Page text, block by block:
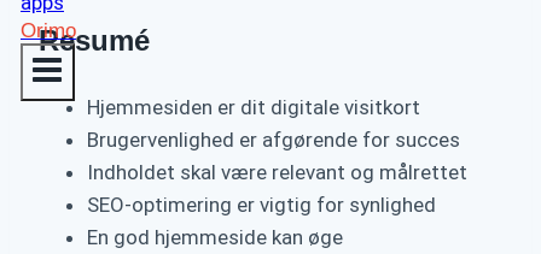
Orimo
Resumé
Hjemmesiden er dit digitale visitkort
Brugervenlighed er afgørende for succes
Indholdet skal være relevant og målrettet
SEO-optimering er vigtig for synlighed
En god hjemmeside kan øge